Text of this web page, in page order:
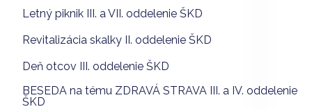
Letný piknik III. a VII. oddelenie ŠKD
Revitalizácia skalky II. oddelenie ŠKD
Deň otcov III. oddelenie ŠKD
BESEDA na tému ZDRAVÁ STRAVA III. a IV. oddelenie
ŠKD